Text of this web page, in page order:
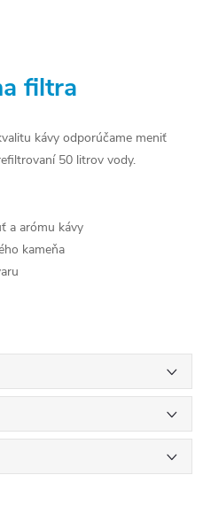
filtra
kávy odporúčame meniť
50 litrov vody.
a arómu kávy
kameňa